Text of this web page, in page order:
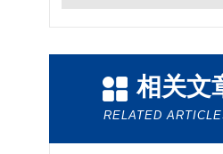
相关文
RELATED